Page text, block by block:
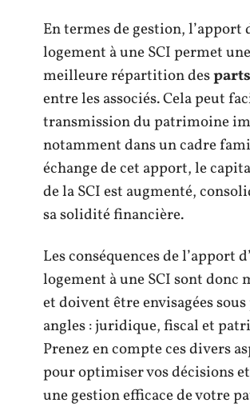
En termes de gestion, l’apport
logement à une SCI permet une
meilleure répartition des
entre les associés. Cela peut
transmission du patrimoine
notamment dans un cadre
échange de cet apport, le
de la SCI est augmenté,
sa solidité financière.
Les conséquences de l’apport
logement à une SCI sont donc
et doivent être envisagées
angles : juridique, fiscal et
Prenez en compte ces divers
pour optimiser vos décisions
une gestion efficace de votre